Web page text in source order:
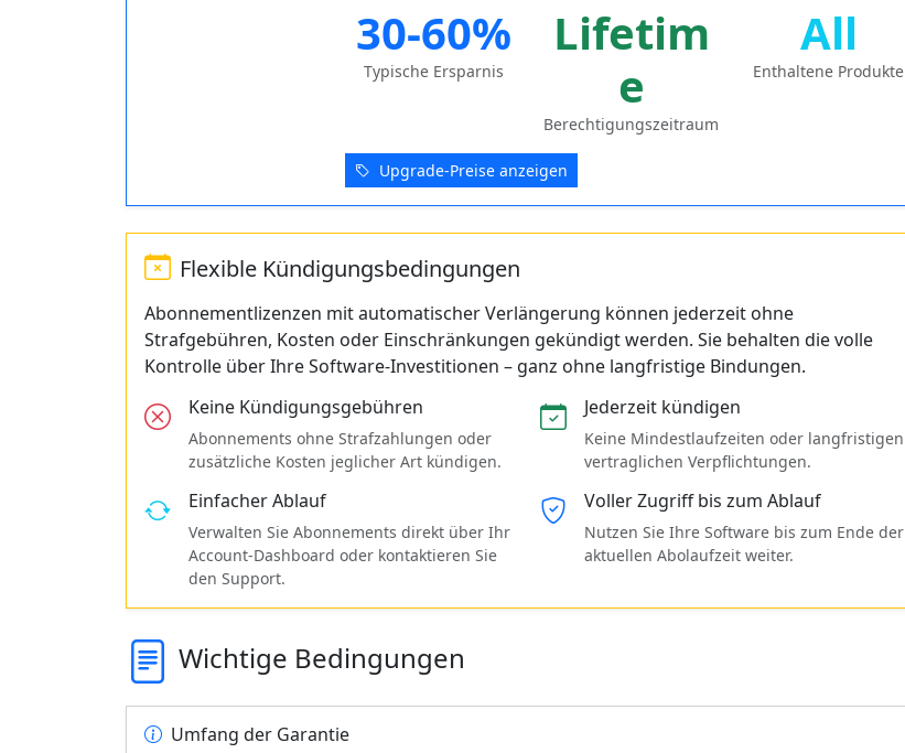
30-60%
Typische Ersparnis
Lifetim
e
Berechtigungszeitraum
All
Enthaltene Produkte
Upgrade-Preise anzeigen
Flexible Kündigungsbedingungen
Abonnementlizenzen mit automatischer Verlängerung können jederzeit ohne
Strafgebühren, Kosten oder Einschränkungen gekündigt werden. Sie behalten die volle
Kontrolle über Ihre Software-Investitionen – ganz ohne langfristige Bindungen.
Keine Kündigungsgebühren
Abonnements ohne Strafzahlungen oder
zusätzliche Kosten jeglicher Art kündigen.
Jederzeit kündigen
Keine Mindestlaufzeiten oder langfristigen
vertraglichen Verpflichtungen.
Einfacher Ablauf
Verwalten Sie Abonnements direkt über Ihr
Account-Dashboard oder kontaktieren Sie
den Support.
Voller Zugriff bis zum Ablauf
Nutzen Sie Ihre Software bis zum Ende der
aktuellen Abolaufzeit weiter.
Wichtige Bedingungen
Umfang der Garantie